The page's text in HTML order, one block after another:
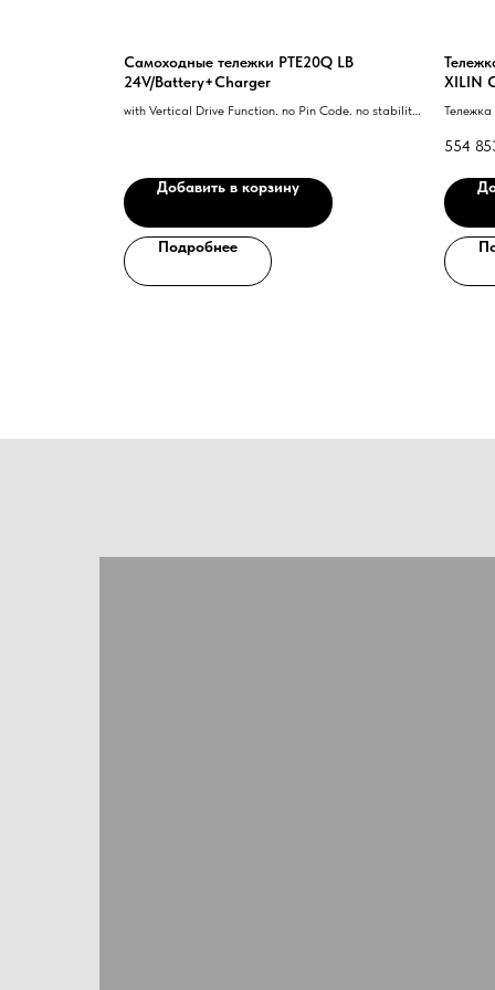
Самоходные тележки PTE20Q LB
24V/Battery+Charger
with Vertical Drive Function. no Pin Code. no stability
Добавить в корзину
Подробнее
XILIN
554